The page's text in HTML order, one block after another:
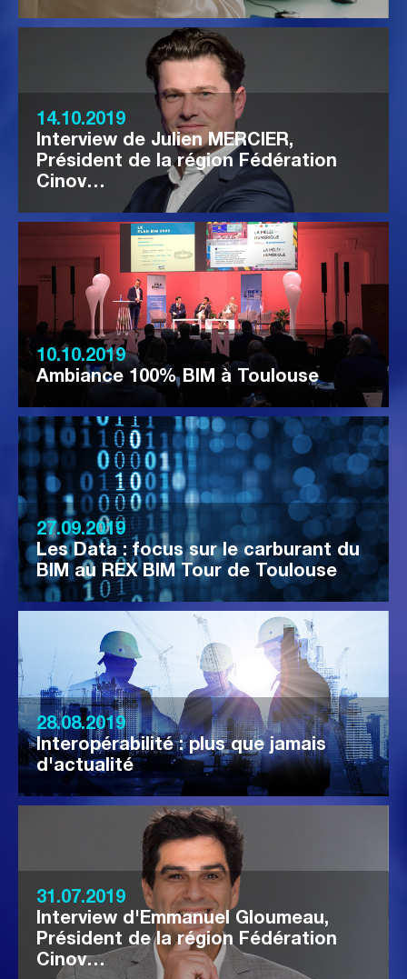
14.10.2019
Interview de Julien MERCIER,
Président de la région Fédération
Cinov…
10.10.2019
Ambiance 100% BIM à Toulouse
27.09.2019
Les Data : focus sur le carburant du
BIM au REX BIM Tour de Toulouse
28.08.2019
Interopérabilité : plus que jamais
d'actualité
31.07.2019
Interview d'Emmanuel Gloumeau,
Président de la région Fédération
Cinov…